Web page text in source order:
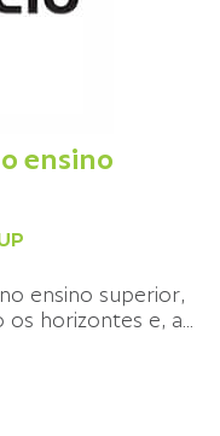
ensino
ensino superior,
os horizontes e, a...